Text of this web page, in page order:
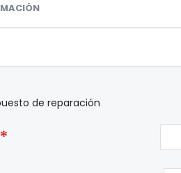
de reparación